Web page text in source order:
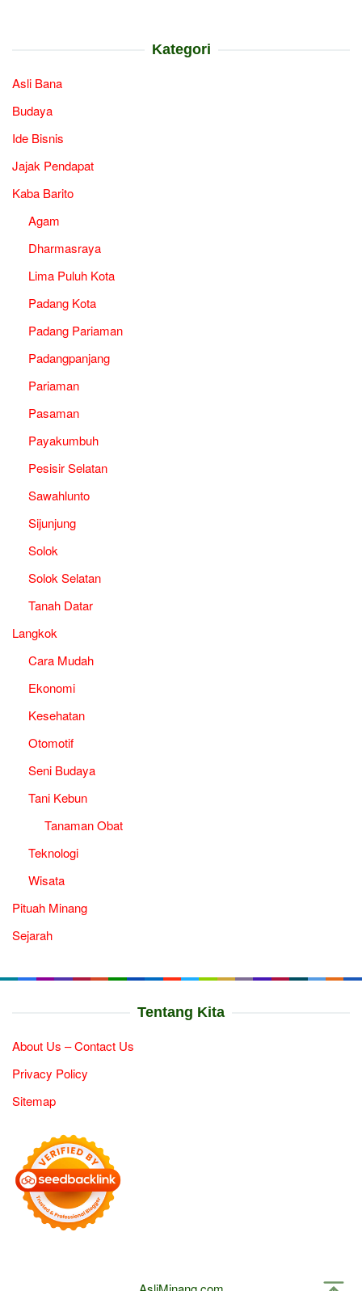
Kategori
Asli Bana
Budaya
Ide Bisnis
Jajak Pendapat
Kaba Barito
Agam
Dharmasraya
Lima Puluh Kota
Padang Kota
Padang Pariaman
Padangpanjang
Pariaman
Pasaman
Payakumbuh
Pesisir Selatan
Sawahlunto
Sijunjung
Solok
Solok Selatan
Tanah Datar
Langkok
Cara Mudah
Ekonomi
Kesehatan
Otomotif
Seni Budaya
Tani Kebun
Tanaman Obat
Teknologi
Wisata
Pituah Minang
Sejarah
Tentang Kita
About Us – Contact Us
Privacy Policy
Sitemap